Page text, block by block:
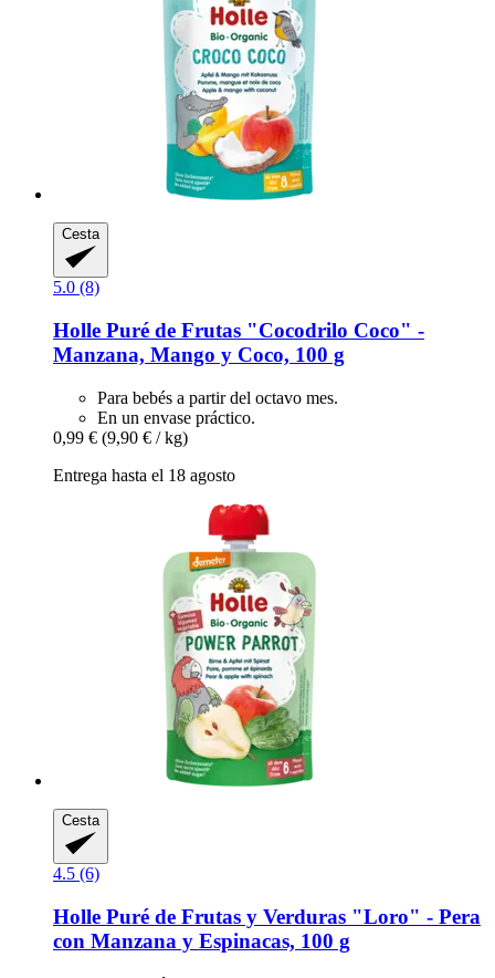
Cesta
5.0 (8)
Holle Puré de Frutas "Cocodrilo Coco" -​
Manzana, Mango y Coco, 100 g
Para bebés a partir del octavo mes.
En un envase práctico.
0,99 € (9,90 € / kg)
Entrega hasta el 18 agosto
Cesta
4.5 (6)
Holle Puré de Frutas y Verduras "Loro" -​ Pera
con Manzana y Espinacas, 100 g